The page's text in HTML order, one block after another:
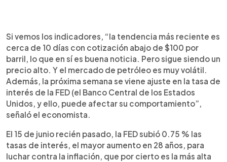
Si vemos los indicadores, “la tendencia más reciente es
cerca de 10 días con cotización abajo de $100 por
barril, lo que en sí es buena noticia. Pero sigue siendo un
precio alto. Y el mercado de petróleo es muy volátil.
Además, la próxima semana se viene ajuste en la tasa de
interés de la FED (el Banco Central de los Estados
Unidos, y ello, puede afectar su comportamiento”,
señaló el economista.
El 15 de junio recién pasado, la FED subió 0.75 % las
tasas de interés, el mayor aumento en 28 años, para
luchar contra la inflación, que por cierto es la más alta